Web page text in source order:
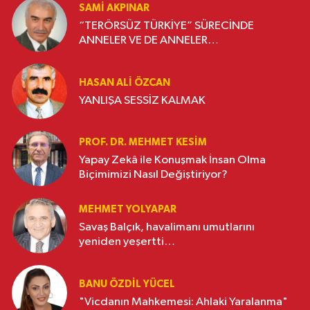
SAMI AKPINAR
“TERÖRSÜZ TÜRKİYE” SÜRECİNDE
ANNELER VE DE ANNELER…
HASAN ALI ÖZCAN
YANLIŞA SESSİZ KALMAK
PROF. DR. MEHMET KESIM
Yapay Zekâ ile Konuşmak İnsan Olma
Biçimimizi Nasıl Değiştiriyor?
MEHMET YOLYAPAR
Savaş Balçık, havalimanı umutlarını
yeniden yeşertti…
BANU ÖZDİL YÜCEL
"Vicdanın Mahkemesi: Ahlaki Yaralanma"